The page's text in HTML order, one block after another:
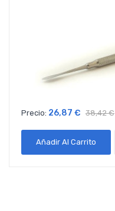
Precio: 26,87 € 38,42 €
Añadir Al Carrito